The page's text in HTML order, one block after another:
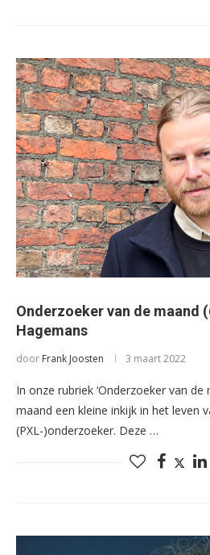
Onderzoeker van de maand
Hagemans
door Frank Joosten 3 maart 2022
In onze rubriek ‘Onderzoeker van de
maand een kleine inkijk in het leven
(PXL-)onderzoeker. Deze …